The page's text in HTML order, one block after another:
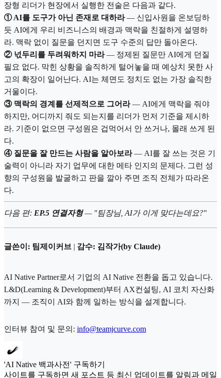
장형 리더가 현장에서 실행한 전술은 다음과 같다.
① AI를 도구가 아닌 존재로 대하라— 신입사원을 온보딩하
듯 AI에게 우리 비즈니스의 배경과 맥락을 친절하게 설명하
라. 맥락 없이 질문을 던지면 도구 수준의 답만 돌아온다.
② 넋두리를 두려워하지 마라— 정제된 질문만 AI에게 던질
필요 없다. 막힌 상황을 솔직하게 털어놓을 때 예상치 못한 사
고의 확장이 일어난다. AI는 체면도 정치도 없는 가장 솔직한
거울이다.
③ 맥락의 경계를 선제적으로 그어라— AI에게 맥락을 줘야
하지만, 어디까지 줘도 되는지를 리더가 먼저 기준을 제시하
라. 기준이 없으면 구성원은 겁먹어서 안 쓰거나, 몰래 쓰게 된
다.
④ 질문을 잘 만드는 사람을 알아보라— AI를 잘 쓰는 것은 기
술력이 아니라 자기 업무에 대한 메타 인지의 문제다. 그런 성
향의 구성원을 발굴하고 판을 깔아 주면 조직 전체가 따라온
다.
다음 편: EP.5 연결자형— "팀장님, AI가 이게 맞다는데요?"
글쓴이: 팀제이커브 | 감수: 김작가(by Claude)
AI Native Partner로서 기업의 AI Native 전환을 돕고 있습니다.
L&D(Learning & Development)부터 AX컨설팅, AI 코치 자산화
까지 — 조직이 AI와 함께 일하는 방식을 설계합니다.
인터뷰 참여 및 문의: info@teamjcurve.com
'AI Native 백과사전' 구독하기
사이트를 구독하면 새 포스트 등 최신 업데이트를 알림과 메일